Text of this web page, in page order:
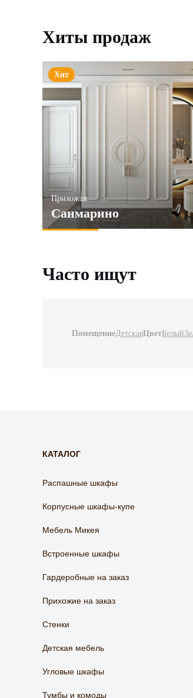
Часто ищут
ПомещениеДетскаяЦветБелый
Хиты продаж
Хит
Прихожая
Санмарино
КАТАЛОГ
Распашные шкафы
Корпусные шкафы-купе
Мебель Микея
Встроенные шкафы
Гардеробные на заказ
Прихожие на заказ
Стенки
Детская мебель
Угловые шкафы
Тумбы и комоды